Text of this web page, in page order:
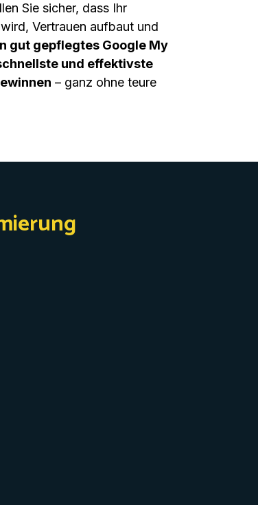
Sie sicher, dass Ihr
Vertrauen aufbaut und
gut gepflegtes Google My
und effektivste
– ganz ohne teure